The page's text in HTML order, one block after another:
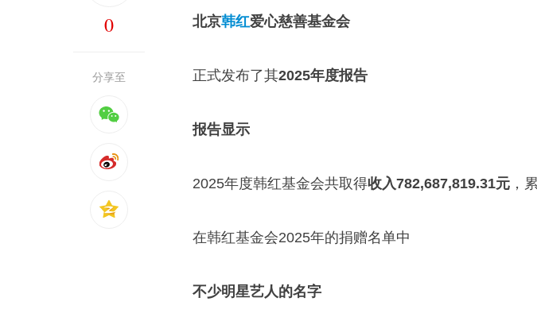
0
分享至
北京韩红爱心慈善基金会
正式发布了其2025年度报告
报告显示
2025年度韩红基金会共取得收入782,687,819.31元 ，
在韩红基金会2025年的捐赠名单中
不少明星艺人的名字